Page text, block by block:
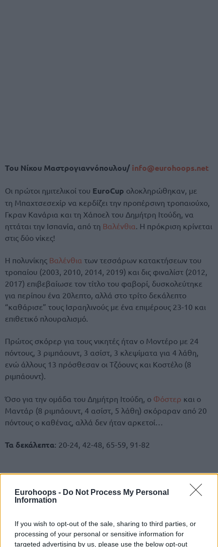
Eurohoops - Do Not Process My Personal
Information
If you wish to opt-out of the sale, sharing to third parties, or
processing of your personal or sensitive information for
targeted advertising by us, please use the below opt-out
Του Νίκου Μαστρογιαννόπουλου/ info@eurohoops.net
Οι πρώτοι ημιτελικοί του EuroCup ολοκληρώθηκαν, με
τη Μπαχτσεσεχίρ να κερδίζει την προπέρσινη τροπαιούχο,
Γκραν Κανάρια και τη Χάποελ του Δημήτρη Ιτούδη, να
ηττάται την Ισπανία, από τη Βαλένθια . Η πρόκριση κρίνεται
στις δύο νίκες!
Η πολυνίκης Βαλένθια των τεσσάρων κατακτήσεων του
τροπαίου (2003, 2010, 2014, 2019) και δις φιναλίστ (2012,
2017) επιβεβαίωσε τον τίτλο του φαβορί, δυσκολεύτηκε
για περίπου ένα 20λεπτο, αλλά στο τρίτο δεκάλεπτο
“καθάρισε” τους Ισραηλινούς με ένα επιμέρους 23-10 και
επιθετικό πλουραλισμό.
Πρώτος σκόρερ για τους νικητές ήταν ο Μοντέρο με 24
πόντους, 3 ριμπάουντ, 3 ασίστ, 3 κλεψίματα για 4 λάθη,
ενώ άλλους 13 πρόσθεσαν οι Τζόουνς και Κοστέλο (8
ριμπάουντ).
Όσο για την ομάδα του Δημήτρη Ιτούδη, ο Φόστερ και ο
Μαντάρ (8 ριμπάουντ, 4 ασίστ, 5 λάθη) σκόραραν από 20
πόντους ο καθένας, αλλά δεν ήταν αρκετοί…
Τα δεκάλεπτα: 20-24, 42-48, 65-59, 91-82